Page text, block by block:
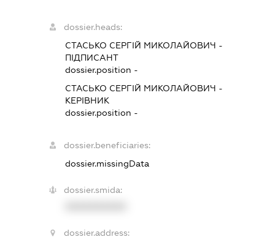
dossier.heads:
СТАСЬКО СЕРГІЙ МИКОЛАЙОВИЧ -
ПІДПИСАНТ
dossier.position -
СТАСЬКО СЕРГІЙ МИКОЛАЙОВИЧ -
КЕРІВНИК
dossier.position -
dossier.beneficiaries:
dossier.missingData
dossier.smida:
dossier.address: